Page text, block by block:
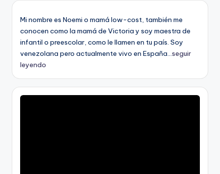
Mi nombre es Noemi o mamá low-cost, también me
conocen como la mamá de Victoria y soy maestra de
infantil o preescolar, como le llamen en tu país. Soy
venezolana pero actualmente vivo en España...seguir
leyendo